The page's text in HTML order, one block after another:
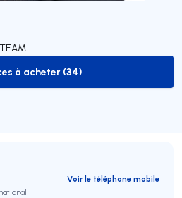
to-buy-listing
à acheter (34)
Voir le téléphone mobile